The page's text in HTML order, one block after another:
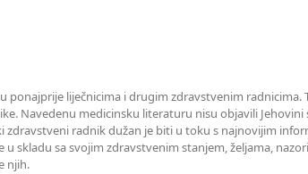
ponajprije liječnicima i drugim zdravstvenim radnicima.
Navedenu medicinsku literaturu nisu objavili
radnik dužan je biti u toku s najnovijim
skladu sa svojim zdravstvenim stanjem, željama,
njih.